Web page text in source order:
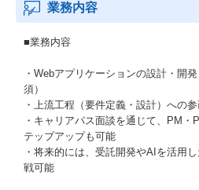
業務内容
■業務内容
・Webアプリケーションの設計・開
須）
・上流工程（要件定義・設計）への
・キャリアパス面談を通じて、PM・
テップアップも可能
・将来的には、受託開発やAIを活用
戦可能